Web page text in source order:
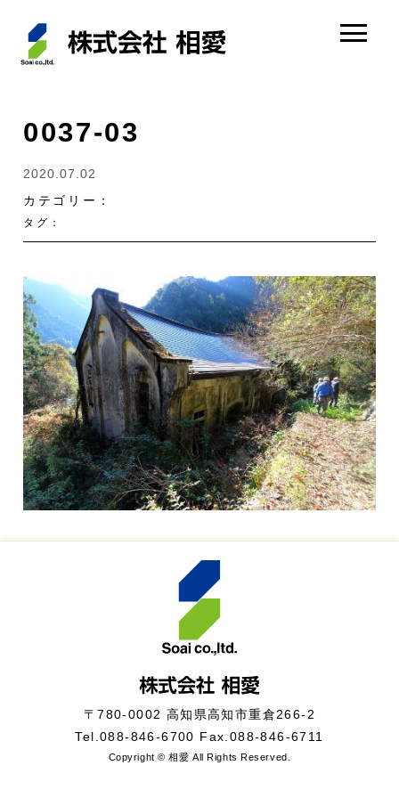
0037-03
2020.07.02
カテゴリー：
タグ：
〒780-0002 高知県高知市重倉266-2
Tel.088-846-6700 Fax.088-846-6711
Copyright © 相愛 All Rights Reserved.